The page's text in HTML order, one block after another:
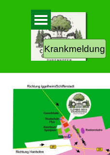
Krankmeldung
Menü überspringen